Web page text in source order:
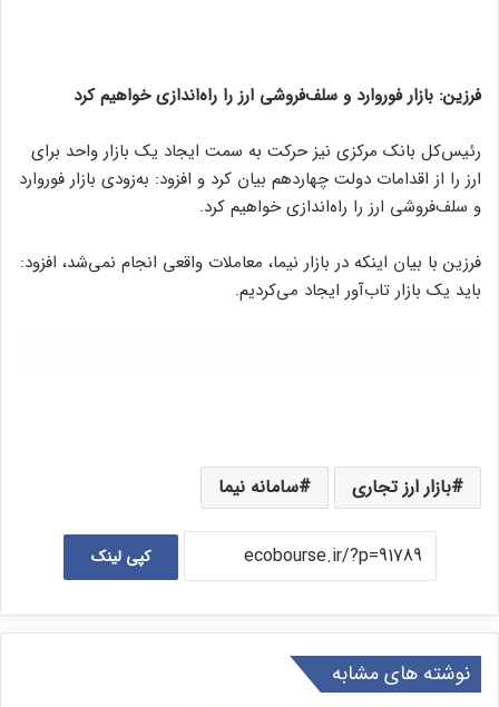
فرزین: بازار فوروارد و سلف‌فروشی ارز را راه‌اندازی خواهیم کرد
رئیس‌کل بانک مرکزی نیز حرکت به سمت ایجاد یک بازار واحد برای
ارز را از اقدامات دولت چهاردهم بیان کرد و افزود: به‌زودی بازار فوروارد
و سلف‌فروشی ارز را راه‌اندازی خواهیم کرد.
فرزین با بیان اینکه در بازار نیما، معاملات واقعی انجام نمی‌شد، افزود:
باید یک بازار تاب‌آور ایجاد می‌کردیم.
بازار ارز تجاری سامانه نیما
کپی لینک
نوشته های مشابه